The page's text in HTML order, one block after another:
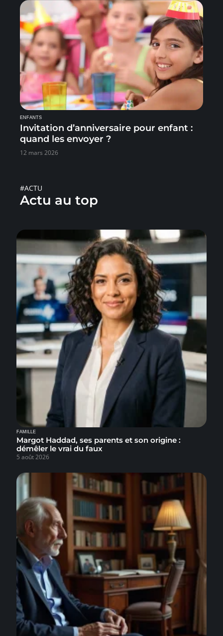
ENFANTS
Invitation d’anniversaire pour enfant :
quand les envoyer ?
12 mars 2026
#ACTU
Actu au top
FAMILLE
Margot Haddad, ses parents et son origine :
démêler le vrai du faux
5 août 2026